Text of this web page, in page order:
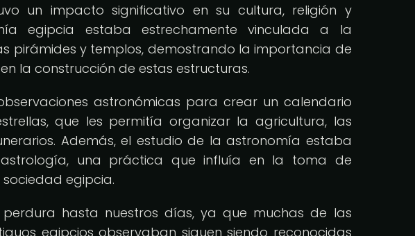
un impacto significativo en su cultura, religión y
egipcia estaba estrechamente vinculada a la
pirámides y templos, demostrando la importancia de
la construcción de estas estructuras.
astronómicas para crear un calendario
que les permitía organizar la agricultura, las
Además, el estudio de la astronomía estaba
una práctica que influía en la toma de
egipcia.
hasta nuestros días, ya que muchas de las
egipcios observaban siguen siendo reconocidas